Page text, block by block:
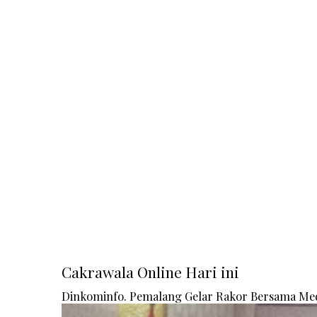
Cakrawala Online Hari ini
Dinkominfo. Pemalang Gelar Rakor Bersama